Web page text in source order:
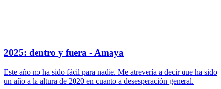
2025: dentro y fuera - Amaya
Este año no ha sido fácil para nadie. Me atrevería a decir que ha sido
un año a la altura de 2020 en cuanto a desesperación general.